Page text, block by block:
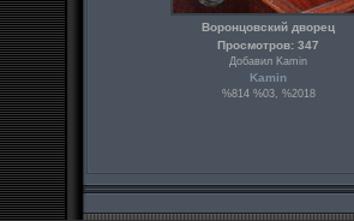
Воронцовский дворец
Просмотров: 347
Добавил Kamin
Kamin
%814 %03, %2018